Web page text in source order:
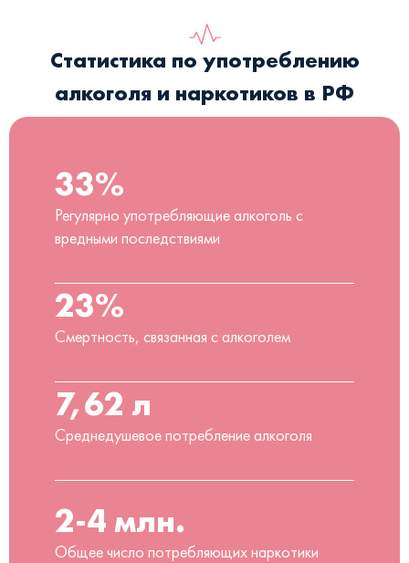
Статистика по употреблению
алкоголя и наркотиков в РФ
33%
Регулярно употребляющие алкоголь с
вредными последствиями
23%
Смертность, связанная с алкоголем
7,62 л
Среднедушевое потребление алкоголя
2-4 млн.
Общее число потребляющих наркотики